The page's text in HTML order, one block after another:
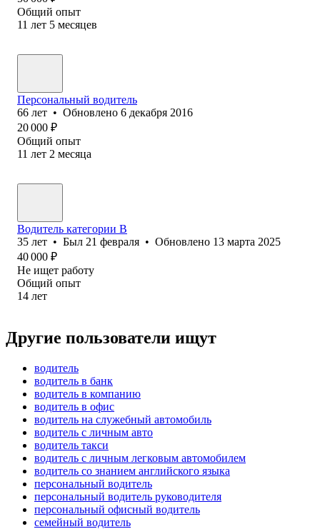
Общий опыт
11 лет 5 месяцев
Персональный водитель
66 лет • Обновлено 6 декабря 2016
20 000 ₽
Общий опыт
11 лет 2 месяца
Водитель категории B
35 лет • Был 21 февраля • Обновлено 13 марта 2025
40 000 ₽
Не ищет работу
Общий опыт
14 лет
Другие пользователи ищут
водитель
водитель в банк
водитель в компанию
водитель в офис
водитель на служебный автомобиль
водитель с личным авто
водитель такси
водитель с личным легковым автомобилем
водитель со знанием английского языка
персональный водитель
персональный водитель руководителя
персональный офисный водитель
семейный водитель